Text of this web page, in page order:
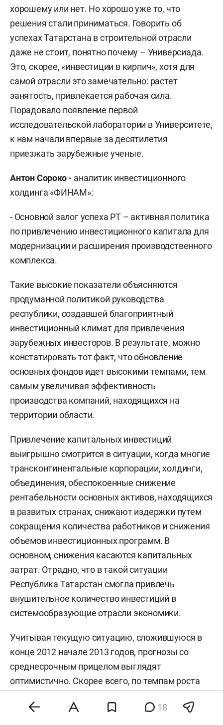
хорошему или нет. Но хорошо уже то, что
решения стали приниматься. Говорить об
успехах Татарстана в строительной отрасли
даже не стоит, понятно почему – Универсиада.
Это, скорее, «инвестиции в кирпич», хотя для
самой отрасли это замечательно: растет
занятость, привлекается рабочая сила.
Порадовало появление первой
исследовательской лаборатории в Университете,
к нам начали впервые за десятилетия
приезжать зарубежные ученые.
Антон Сороко - аналитик инвестиционного
холдинга «ФИНАМ»:
- Основной залог успеха РТ – активная политика
по привлечению инвестиционного капитала для
модернизации и расширения производственного
комплекса.
Такие высокие показатели объясняются
продуманной политикой руководства
республики, создавшей благоприятный
инвестиционный климат для привлечения
зарубежных инвесторов. В результате, можно
констатировать тот факт, что обновление
основных фондов идет высокими темпами, тем
самым увеличивая эффективность
производства компаний, находящихся на
территории области.
Привлечение капитальных инвестиций
выигрышно смотрится в ситуации, когда многие
трансконтинентальные корпорации, холдинги,
объединения, обеспокоенные снижение
рентабельности основных активов, находящихся
в развитых странах, снижают издержки путем
сокращения количества работников и снижения
объемов инвестиционных программ. В
основном, снижения касаются капитальных
затрат. Отрадно, что в такой ситуации
Республика Татарстан смогла привлечь
внушительное количество инвестиций в
системообразующие отрасли экономики.
Учитывая текущую ситуацию, сложившуюся в
конце 2012 начале 2013 годов, прогнозы со
среднесрочным прицелом выглядят
оптимистично. Скорее всего, по темпам роста
Нижегородская область будет обгонять средние
18